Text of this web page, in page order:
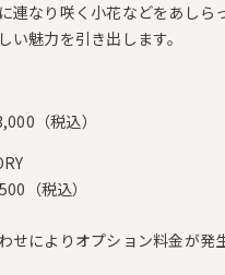
連なり咲く小花などをあしら
い魅力を引き出します。
（税込）
（税込）
せによりオプション料金が発